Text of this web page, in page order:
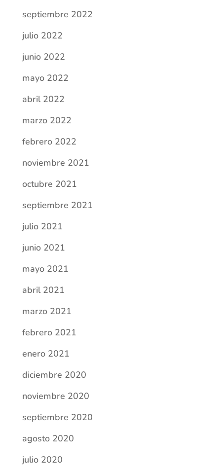
septiembre 2022
julio 2022
junio 2022
mayo 2022
abril 2022
marzo 2022
febrero 2022
noviembre 2021
octubre 2021
septiembre 2021
julio 2021
junio 2021
mayo 2021
abril 2021
marzo 2021
febrero 2021
enero 2021
diciembre 2020
noviembre 2020
septiembre 2020
agosto 2020
julio 2020